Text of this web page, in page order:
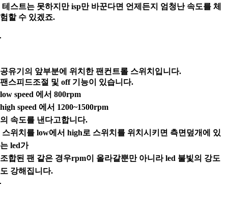
테스트는 못하지만isp만 바꾼다면 언제든지 엄청난 속도를 체
험할 수 있겠죠.
공유기의 앞부분에 위치한 팬컨트롤 스위치입니다.
팬스피드조절 및 off 기능이 있습니다.
low speed 에서 800rpm
high speed 에서 1200~1500rpm
의 속도를 낸다고합니다.
스위치를 low에서 high로 스위치를 위치시키면 측면덮개에 있
는 led가
조합된 팬 같은 경우rpm이 올라갈뿐만 아니라 led 불빛의 강도
도 강해집니다.